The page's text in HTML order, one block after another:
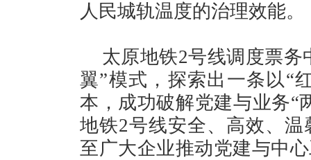
人民城轨温度的治理效能。
太原地铁2号线调度票务
翼”模式，探索出一条以“
本，成功破解党建与业务“
地铁2号线安全、高效、
至广大企业推动党建与中